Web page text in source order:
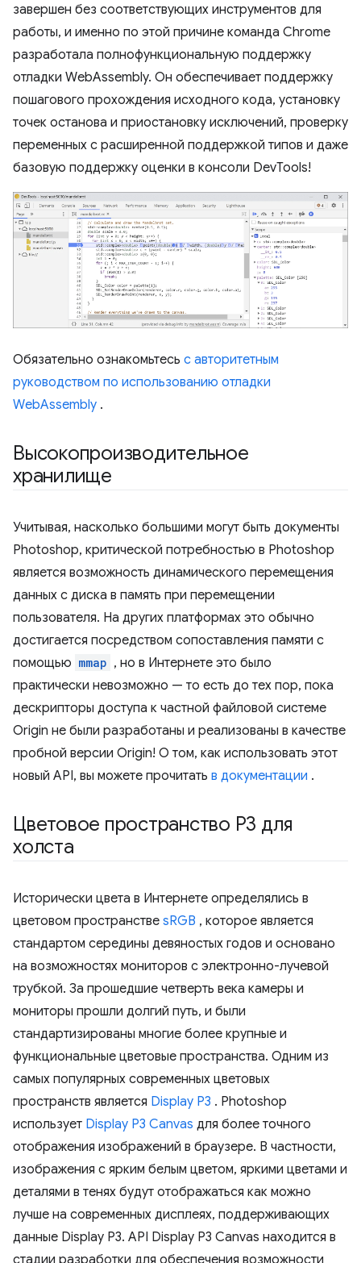
завершен без соответствующих инструментов для
работы, и именно по этой причине команда Chrome
разработала полнофункциональную поддержку
отладки WebAssembly. Он обеспечивает поддержку
пошагового прохождения исходного кода, установку
точек останова и приостановку исключений, проверку
переменных с расширенной поддержкой типов и даже
базовую поддержку оценки в консоли DevTools!
Обязательно ознакомьтесь с авторитетным
руководством по использованию отладки
WebAssembly .
Высокопроизводительное
хранилище
Учитывая, насколько большими могут быть документы
Photoshop, критической потребностью в Photoshop
является возможность динамического перемещения
данных с диска в память при перемещении
пользователя. На других платформах это обычно
достигается посредством сопоставления памяти с
помощью mmap , но в Интернете это было
практически невозможно — то есть до тех пор, пока
дескрипторы доступа к частной файловой системе
Origin не были разработаны и реализованы в качестве
пробной версии Origin! О том, как использовать этот
новый API, вы можете прочитать в документации .
Цветовое пространство P3 для
холста
Исторически цвета в Интернете определялись в
цветовом пространстве sRGB , которое является
стандартом середины девяностых годов и основано
на возможностях мониторов с электронно-лучевой
трубкой. За прошедшие четверть века камеры и
мониторы прошли долгий путь, и были
стандартизированы многие более крупные и
функциональные цветовые пространства. Одним из
самых популярных современных цветовых
пространств является Display P3 . Photoshop
использует Display P3 Canvas для более точного
отображения изображений в браузере. В частности,
изображения с ярким белым цветом, яркими цветами и
деталями в тенях будут отображаться как можно
лучше на современных дисплеях, поддерживающих
данные Display P3. API Display P3 Canvas находится в
стадии разработки для обеспечения возможности